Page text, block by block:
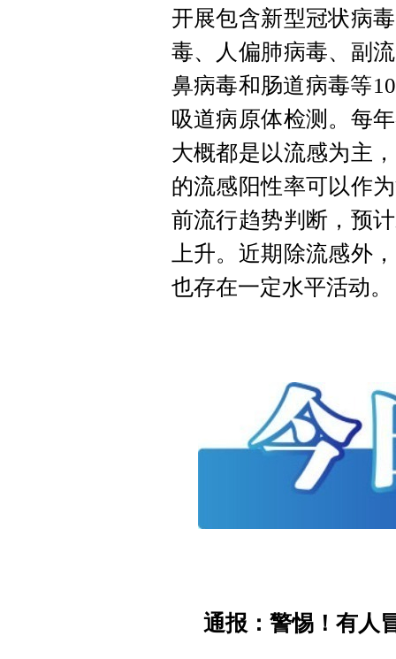
开展包含新型冠状病
毒、人偏肺病毒、副
鼻病毒和肠道病毒等
吸道病原体检测。每
大概都是以流感为主
的流感阳性率可以作
前流行趋势判断，预
上升。近期除流感外
也存在一定水平活动
通报：警惕！有人